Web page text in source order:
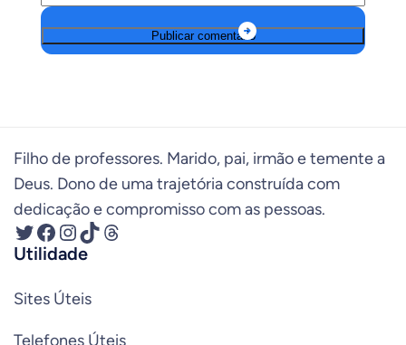
Filho de professores. Marido, pai, irmão e temente a
Deus. Dono de uma trajetória construída com
dedicação e compromisso com as pessoas.
Twitter Facebook InstagramTikTok Threads
Utilidade
Sites Úteis
Telefones Úteis